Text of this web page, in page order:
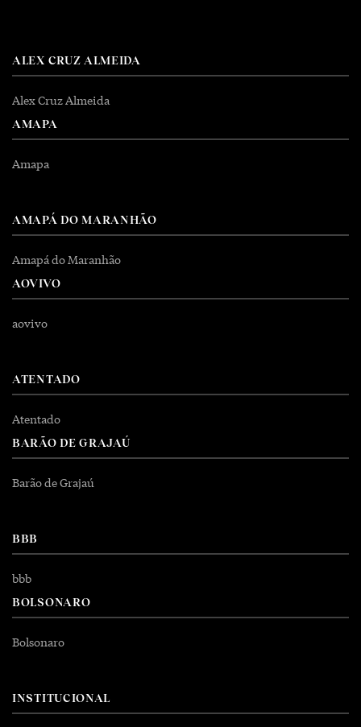
ALEX CRUZ ALMEIDA
Alex Cruz Almeida
AMAPA
Amapa
AMAPÁ DO MARANHÃO
Amapá do Maranhão
AOVIVO
aovivo
ATENTADO
Atentado
BARÃO DE GRAJAÚ
Barão de Grajaú
BBB
bbb
BOLSONARO
Bolsonaro
INSTITUCIONAL